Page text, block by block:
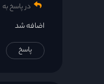
در پاسخ به
اضافه شد
پاسخ